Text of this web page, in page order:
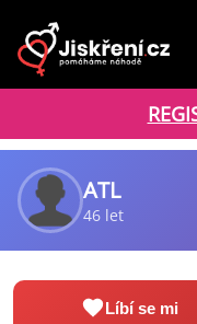
ATL
46 let
Líbí se mi